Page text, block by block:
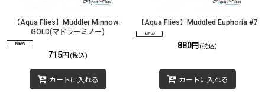
【Aqua Flies】Muddler Minnow -
GOLD(マドラーミノー)
715円 (税込)
カートに入れる
【Aqua Flies】Muddled Euphoria #7
880円 (税込)
カートに入れる